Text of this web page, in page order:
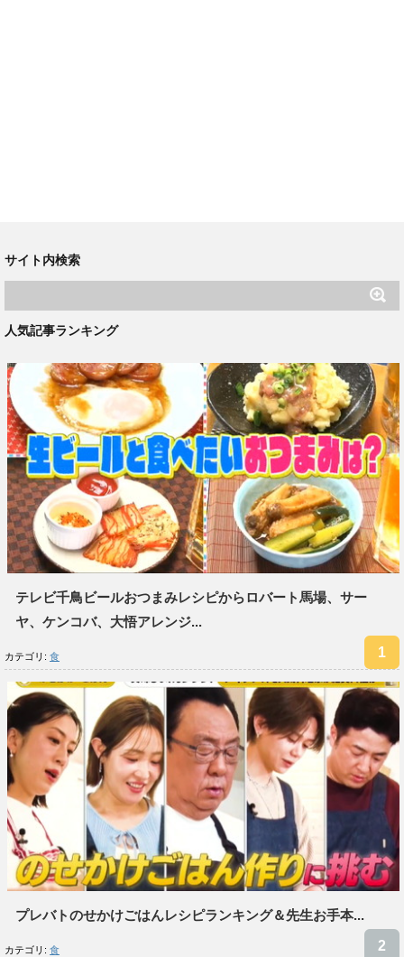
サイト内検索
人気記事ランキング
テレビ千鳥ビールおつまみレシピからロバート馬場、サー
ヤ、ケンコバ、大悟アレンジ...
カテゴリ: 食
プレバトのせかけごはんレシピランキング＆先生お手本...
カテゴリ: 食